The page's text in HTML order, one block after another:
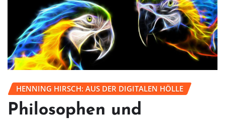
HENNING HIRSCH: AUS DER DIGITALEN HÖLLE
Philosophen und